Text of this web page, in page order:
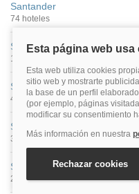
Santander
74 hoteles
Santiago De Compostela
176 hoteles
Segovia
40 hoteles
Sevilla
390 hoteles
Soria
27 hoteles